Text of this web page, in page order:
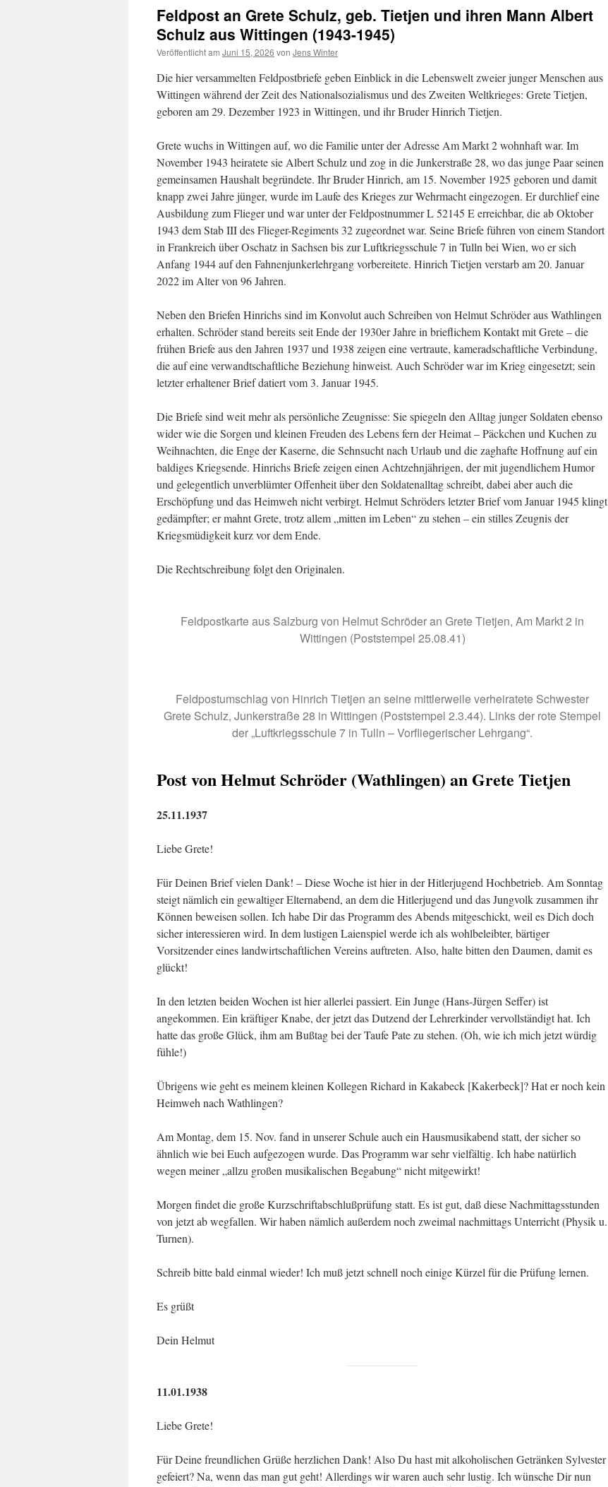
Feldpost an Grete Schulz, geb. Tietjen und ihren Mann Albert
Schulz aus Wittingen (1943-1945)
Veröffentlicht am Juni 15, 2026 von Jens Winter
Die hier versammelten Feldpostbriefe geben Einblick in die Lebenswelt zweier junger Menschen aus
Wittingen während der Zeit des Nationalsozialismus und des Zweiten Weltkrieges: Grete Tietjen,
geboren am 29. Dezember 1923 in Wittingen, und ihr Bruder Hinrich Tietjen.
Grete wuchs in Wittingen auf, wo die Familie unter der Adresse Am Markt 2 wohnhaft war. Im
November 1943 heiratete sie Albert Schulz und zog in die Junkerstraße 28, wo das junge Paar seinen
gemeinsamen Haushalt begründete. Ihr Bruder Hinrich, am 15. November 1925 geboren und damit
knapp zwei Jahre jünger, wurde im Laufe des Krieges zur Wehrmacht eingezogen. Er durchlief eine
Ausbildung zum Flieger und war unter der Feldpostnummer L 52145 E erreichbar, die ab Oktober
1943 dem Stab III des Flieger-Regiments 32 zugeordnet war. Seine Briefe führen von einem Standort
in Frankreich über Oschatz in Sachsen bis zur Luftkriegsschule 7 in Tulln bei Wien, wo er sich
Anfang 1944 auf den Fahnenjunkerlehrgang vorbereitete. Hinrich Tietjen verstarb am 20. Januar
2022 im Alter von 96 Jahren.
Neben den Briefen Hinrichs sind im Konvolut auch Schreiben von Helmut Schröder aus Wathlingen
erhalten. Schröder stand bereits seit Ende der 1930er Jahre in brieflichem Kontakt mit Grete – die
frühen Briefe aus den Jahren 1937 und 1938 zeigen eine vertraute, kameradschaftliche Verbindung,
die auf eine verwandtschaftliche Beziehung hinweist. Auch Schröder war im Krieg eingesetzt; sein
letzter erhaltener Brief datiert vom 3. Januar 1945.
Die Briefe sind weit mehr als persönliche Zeugnisse: Sie spiegeln den Alltag junger Soldaten ebenso
wider wie die Sorgen und kleinen Freuden des Lebens fern der Heimat – Päckchen und Kuchen zu
Weihnachten, die Enge der Kaserne, die Sehnsucht nach Urlaub und die zaghafte Hoffnung auf ein
baldiges Kriegsende. Hinrichs Briefe zeigen einen Achtzehnjährigen, der mit jugendlichem Humor
und gelegentlich unverblümter Offenheit über den Soldatenalltag schreibt, dabei aber auch die
Erschöpfung und das Heimweh nicht verbirgt. Helmut Schröders letzter Brief vom Januar 1945 klingt
gedämpfter; er mahnt Grete, trotz allem „mitten im Leben“ zu stehen – ein stilles Zeugnis der
Kriegsmüdigkeit kurz vor dem Ende.
Die Rechtschreibung folgt den Originalen.
Feldpostkarte aus Salzburg von Helmut Schröder an Grete Tietjen, Am Markt 2 in
Wittingen (Poststempel 25.08.41)
Feldpostumschlag von Hinrich Tietjen an seine mittlerweile verheiratete Schwester
Grete Schulz, Junkerstraße 28 in Wittingen (Poststempel 2.3.44). Links der rote Stempel
der „Luftkriegsschule 7 in Tulln – Vorfliegerischer Lehrgang“.
Post von Helmut Schröder (Wathlingen) an Grete Tietjen
25.11.1937
Liebe Grete!
Für Deinen Brief vielen Dank! – Diese Woche ist hier in der Hitlerjugend Hochbetrieb. Am Sonntag
steigt nämlich ein gewaltiger Elternabend, an dem die Hitlerjugend und das Jungvolk zusammen ihr
Können beweisen sollen. Ich habe Dir das Programm des Abends mitgeschickt, weil es Dich doch
sicher interessieren wird. In dem lustigen Laienspiel werde ich als wohlbeleibter, bärtiger
Vorsitzender eines landwirtschaftlichen Vereins auftreten. Also, halte bitten den Daumen, damit es
glückt!
In den letzten beiden Wochen ist hier allerlei passiert. Ein Junge (Hans-Jürgen Seffer) ist
angekommen. Ein kräftiger Knabe, der jetzt das Dutzend der Lehrerkinder vervollständigt hat. Ich
hatte das große Glück, ihm am Bußtag bei der Taufe Pate zu stehen. (Oh, wie ich mich jetzt würdig
fühle!)
Übrigens wie geht es meinem kleinen Kollegen Richard in Kakabeck [Kakerbeck]? Hat er noch kein
Heimweh nach Wathlingen?
Am Montag, dem 15. Nov. fand in unserer Schule auch ein Hausmusikabend statt, der sicher so
ähnlich wie bei Euch aufgezogen wurde. Das Programm war sehr vielfältig. Ich habe natürlich
wegen meiner „allzu großen musikalischen Begabung“ nicht mitgewirkt!
Morgen findet die große Kurzschriftabschlußprüfung statt. Es ist gut, daß diese Nachmittagsstunden
von jetzt ab wegfallen. Wir haben nämlich außerdem noch zweimal nachmittags Unterricht (Physik u.
Turnen).
Schreib bitte bald einmal wieder! Ich muß jetzt schnell noch einige Kürzel für die Prüfung lernen.
Es grüßt
Dein Helmut
11.01.1938
Liebe Grete!
Für Deine freundlichen Grüße herzlichen Dank! Also Du hast mit alkoholischen Getränken Sylvester
gefeiert? Na, wenn das man gut geht! Allerdings wir waren auch sehr lustig. Ich wünsche Dir nun